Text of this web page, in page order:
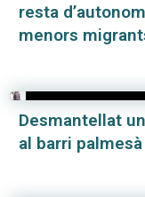
resta
menors
Desmantellat
al barri